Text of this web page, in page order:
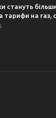
стануть
тарифи на газ,